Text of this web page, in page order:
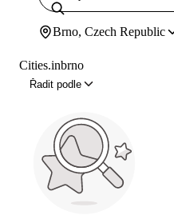
Brno, Czech Republic
Cities.inbrno
Řadit podle